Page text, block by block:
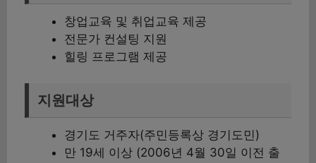
창업교육 및 취업교육 제공
전문가 컨설팅 지원
힐링 프로그램 제공
지원대상
경기도 거주자(주민등록상 경기도민)
만 19세 이상 (2006년 4월 30일 이전 출